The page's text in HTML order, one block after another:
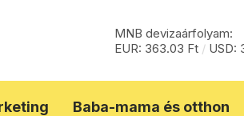
MNB devizaárfolyam:
EUR: 363.03 Ft / USD:
Baba-mama és otthon